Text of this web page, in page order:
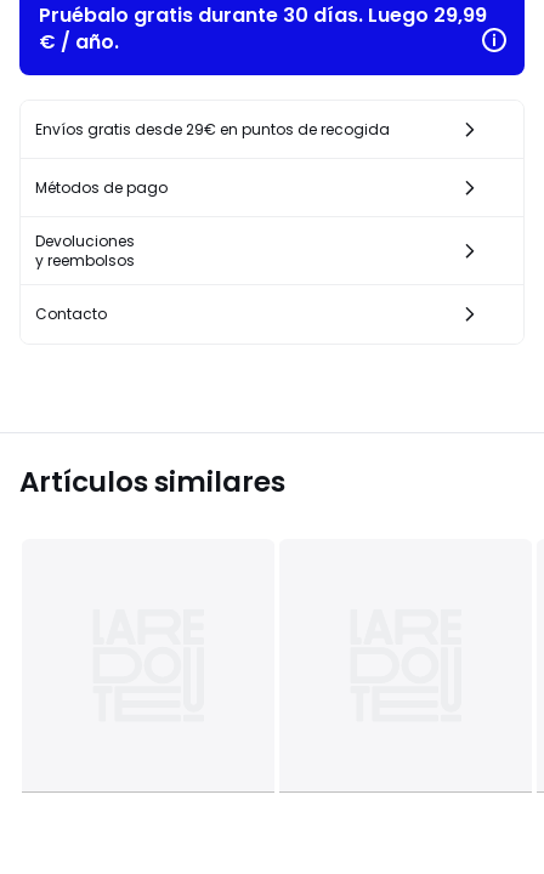
Pruébalo gratis durante 30 días. Luego 29,99
€ / año.
Envíos gratis desde 29€ en puntos de recogida
Métodos de pago
Devoluciones
y reembolsos
Contacto
Artículos similares